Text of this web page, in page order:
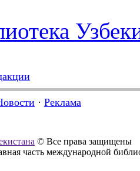
· Реклама
© Все права защищены
часть международной